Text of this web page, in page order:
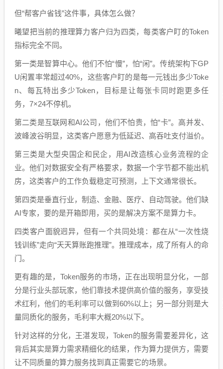
但“帮客户省钱”这件事，具体怎么做？
曦望把当前的推理算力客户归为四类，每类客户盯的Token
指标完全不同。
第一类是智算中心。他们不怕“慢”，怕“闲”。传统架构下GP
U闲置率常超过40%，这些客户盯的是每一元钱出多少Toke
n、每瓦特出多少Token，目标是让每张卡同时跑更多任
务，7×24不停机。
第二类是互联网和AI公司，他们不怕贵，怕“卡”。高并发、
波峰波谷明显，这类客户愿意为低延迟、高吞吐支付溢价。
第三类是大型央国企和民企，用AI改造核心业务流程的企
业。他们对数据安全有严格要求，数据一个字节都不能出机
房，这类客户的工作负载稳定可预测，上下文通常很长。
第四类是垂直行业，制造、金融、医疗、自动驾驶。他们缺
AI专家，要的是开箱即用，买的是解决方案不是算力卡。
四类客户面貌迥异，但有一个共同处境：都在从“一次性烧
钱训练”走向“天天算账跑推理”。推理成本，成了所有人的命
门。
更有趣的是，Token服务的市场，正在出现明显分化，一部
分是行业头部玩家，他们靠技术提供高价值的服务，享受技
术红利，他们的毛利率可以做到60%以上；另一部分则是大
量同质化的服务，毛利率大概20%以下。
针对这样的分化，王湛发现，Token的服务需要差异化，这
背后其实是算力需求精细化的结果，作为算力提供方，需要
让不同质量的算力服务找到真正需要它的场景。